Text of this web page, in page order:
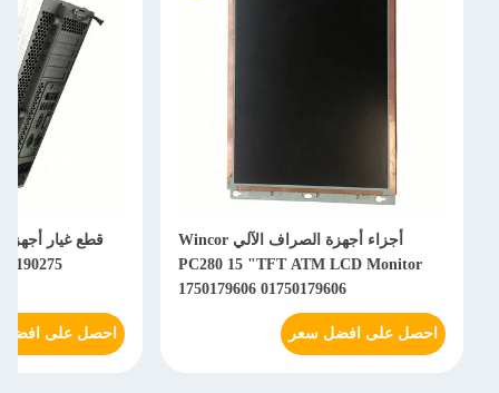
أجزاء أجهزة الصراف الآلي Wincor
PC280 15 "TFT ATM LCD Monitor
1750179606 01750179606
احصل على افضل سعر احصل على